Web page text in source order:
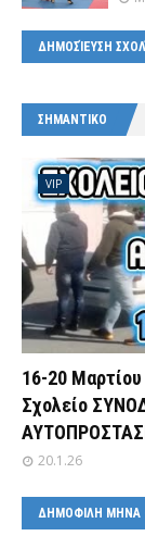
ΔΗΜΟΣΊΕΥΣΗ
ΣΗΜΑΝΤΙΚΟ
VIP
16-20
Σχολείο
20.1.26
ΔΗΜΟΦΙΛΗ ΜΗΝΑ